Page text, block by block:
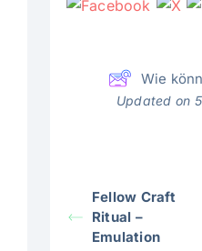
Wie
Updated on
Fellow Craft
Ritual –
Emulation